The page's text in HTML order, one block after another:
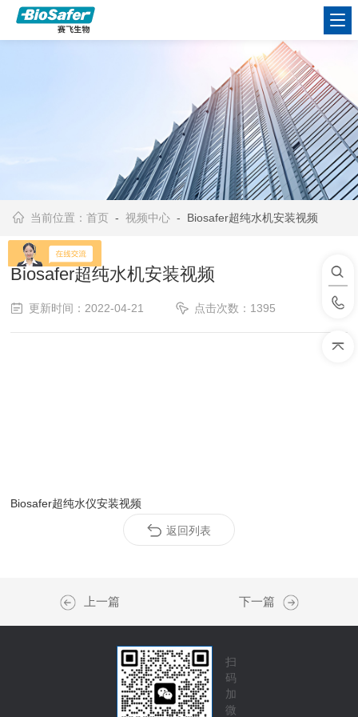
当前位置：首页 -视频中心 - Biosafer超纯水机安装视频
Biosafer超纯水机安装视频
更新时间：2022-04-21 点击次数：1395
Biosafer超纯水仪安装视频
返回列表
上一篇 下一篇
扫
码
加
微